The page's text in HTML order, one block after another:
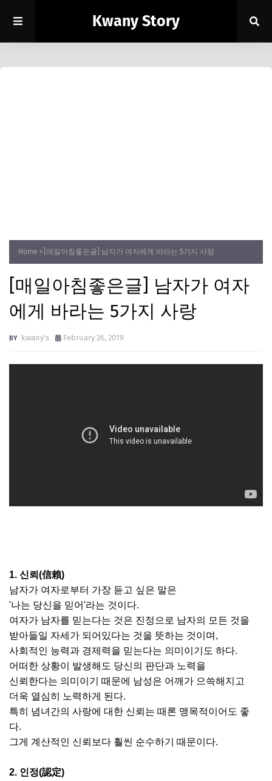
Kwany Story
Home [매일아침좋은글] 남자가 여자에게 바라는 5가지 사랑
[매일아침좋은글] 남자가 여자
에게 바라는 5가지 사랑
kwany's February 26, 2019
1. 신뢰(信賴)
남자가 여자로부터 가장 듣고 싶은 말은
'나는 당신을 믿어'라는 것이다.
여자가 남자를 믿는다는 것은 진정으로 남자의 모든 것을
받아들일 자세가 되어있다는 것을 뜻하는 것이며,
사회적인 능력과 경제력을 믿는다는 의미이기도 하다.
어떠한 상황이 발생해도 당신의 판단과 노력을
신뢰한다는 의미이기 때문에 남성은 어깨가 으쓱해지고
더욱 열심히 노력하게 된다.
특히 념녀간의 사랑에 대한 신뢰는 때론 맹목적이어도 좋
다.
그게 계산적인 신뢰보다 훨씬 순수하기 때문이다.
2. 인정(認定)